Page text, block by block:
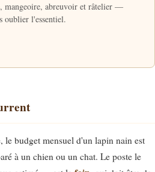
mangeoire, abreuvoir et râtelier —
oublier l'essentiel.
le budget mensuel d'un lapin nain est
à un chien ou un chat. Le poste le